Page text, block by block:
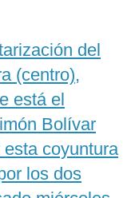
del
(centro),
está el
Bolívar
coyuntura
los dos